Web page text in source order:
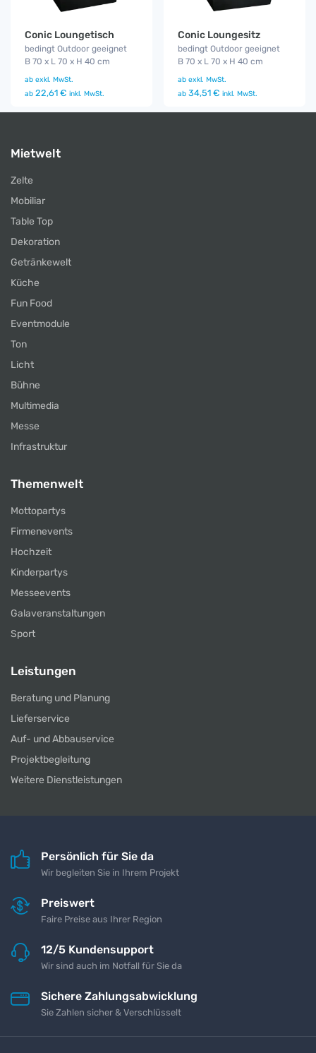
Conic Loungetisch
bedingt Outdoor geeignet
B 70 x L 70 x H 40 cm
ab exkl. MwSt.
ab 22,61 € inkl. MwSt.
Conic Loungesitz
bedingt Outdoor geeignet
B 70 x L 70 x H 40 cm
ab exkl. MwSt.
ab 34,51 € inkl. MwSt.
Mietwelt
Zelte
Mobiliar
Table Top
Dekoration
Getränkewelt
Küche
Fun Food
Eventmodule
Ton
Licht
Bühne
Multimedia
Messe
Infrastruktur
Themenwelt
Mottopartys
Firmenevents
Hochzeit
Kinderpartys
Messeevents
Galaveranstaltungen
Sport
Leistungen
Beratung und Planung
Lieferservice
Auf- und Abbauservice
Projektbegleitung
Weitere Dienstleistungen
Persönlich für Sie da
Wir begleiten Sie in Ihrem Projekt
Preiswert
Faire Preise aus Ihrer Region
12/5 Kundensupport
Wir sind auch im Notfall für Sie da
Sichere Zahlungsabwicklung
Sie Zahlen sicher & Verschlüsselt